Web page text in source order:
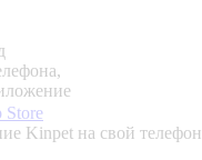
Store
Kinpet на свой телефон